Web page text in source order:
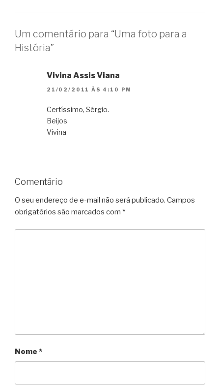
Um comentário para “Uma foto para a
História”
Vivina Assis Viana
21/02/2011 ÀS 4:10 PM
Certíssimo, Sérgio.
Beijos
Vivina
Comentário
O seu endereço de e-mail não será publicado. Campos
obrigatórios são marcados com *
Nome *